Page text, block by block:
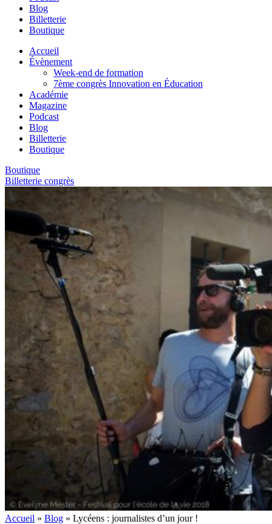
Blog
Billetterie
Boutique
Accueil
Évènement
Week-end de formation
7ème congrès Innovation en Éducation
Académie
Magazine
Podcast
Blog
Billetterie
Boutique
Boutique
Billetterie congrès
Accueil » Blog » Lycéens : journalistes d’un jour !